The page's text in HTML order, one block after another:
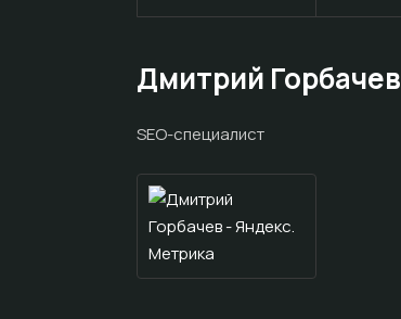
Дмитрий Горбачев
SEO-специалист